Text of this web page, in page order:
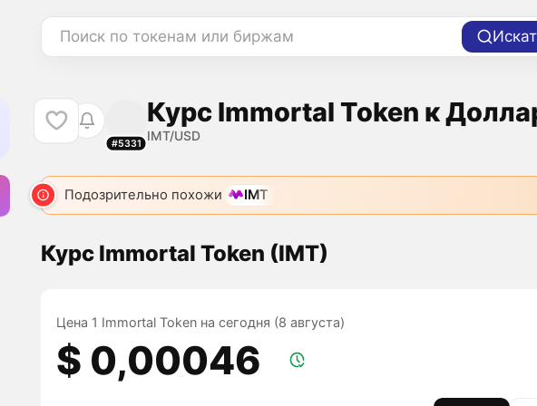
Поиск по токенам или биржам
#5331
Курс Immortal Token к
IMT/USD
Подозрительно похожи IMT
Курс Immortal Token (IMT)
Цена 1 Immortal Token на сегодня (8 августа)
$ 0,00046